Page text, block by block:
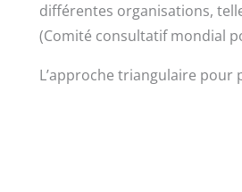
différentes organisations,
(Comité consultatif mondial
L’approche triangulaire pour